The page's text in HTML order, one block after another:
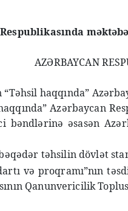
AZƏRBAYCAN
haqqında”
Azərbaycan
əsasən
təhsilin dövlət
və proqramı”nın
Qanunvericilik